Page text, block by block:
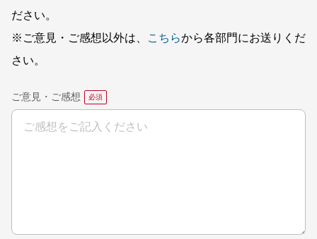
ださい。
※ご意見・ご感想以外は、
こちらから各部門にお送りくだ
さい。
ご意見・ご感想